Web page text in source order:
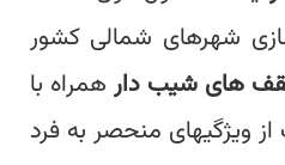
شهرهای شمالی کشور
های شیب دار همراه با
ویژگیهای منحصر به فرد